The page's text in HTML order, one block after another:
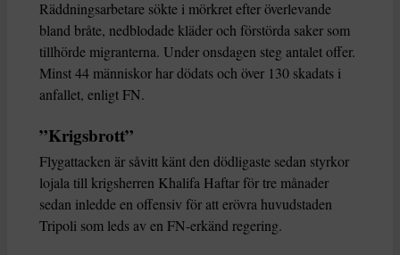
Räddningsarbetare sökte i mörkret efter överlevande
bland bråte, nedblodade kläder och förstörda saker som
tillhörde migranterna. Under onsdagen steg antalet offer.
Minst 44 människor har dödats och över 130 skadats i
anfallet, enligt FN.
”Krigsbrott”
Flygattacken är såvitt känt den dödligaste sedan styrkor
lojala till krigsherren Khalifa Haftar för tre månader
sedan inledde en offensiv för att erövra huvudstaden
Tripoli som leds av en FN-erkänd regering.